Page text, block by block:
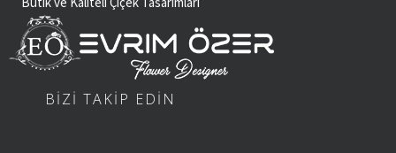
BİZİ TAKİP EDİN